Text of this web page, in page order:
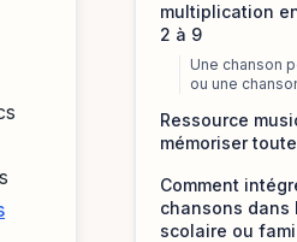
multiplication
2 à 9
Une chanson
ou une
Ressource
mémoriser
Comment
chansons dans
scolaire ou